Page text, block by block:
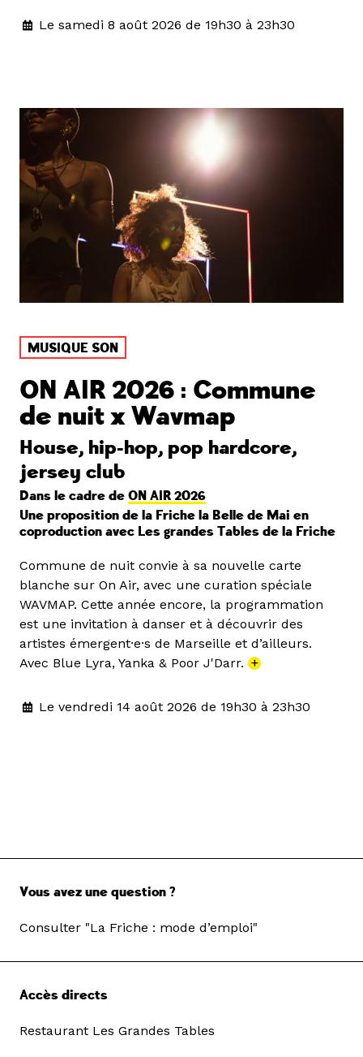
Le samedi 8 août 2026 de 19h30 à 23h30
MUSIQUE SON
ON AIR 2026 : Commune
de nuit x Wavmap
House, hip-hop, pop hardcore,
jersey club
Dans le cadre de ON AIR 2026
Une proposition de la Friche la Belle de Mai en
coproduction avec Les grandes Tables de la Friche
Commune de nuit convie à sa nouvelle carte
blanche sur On Air, avec une curation spéciale
WAVMAP. Cette année encore, la programmation
est une invitation à danser et à découvrir des
artistes émergent·e·s de Marseille et d’ailleurs.
Avec Blue Lyra, Yanka & Poor J'Darr. +
Le vendredi 14 août 2026 de 19h30 à 23h30
Vous avez une question ?
Consulter "La Friche : mode d’emploi"
Accès directs
Restaurant Les Grandes Tables